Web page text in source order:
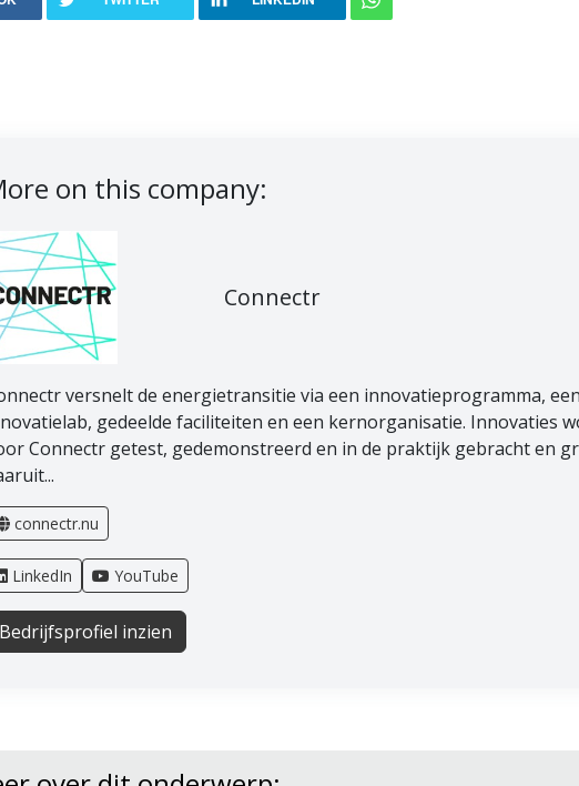
on this company:
Connectr
versnelt de energietransitie via een innovatieprogramma, een
gedeelde faciliteiten en een kernorganisatie. Innovaties
Connectr getest, gedemonstreerd en in de praktijk gebracht en
connectr.nu
LinkedIn YouTube
Bedrijfsprofiel inzien